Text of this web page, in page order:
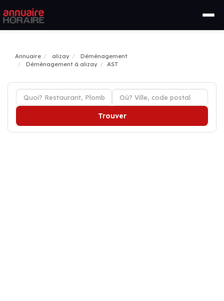
Annuaire alizay
Déménagement
Déménagement à alizay
AST
Trouver